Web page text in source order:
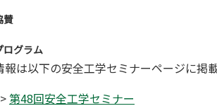
賛
ログラム
報は以下の安全工学セミナーページに掲載
第48回安全工学セミナー